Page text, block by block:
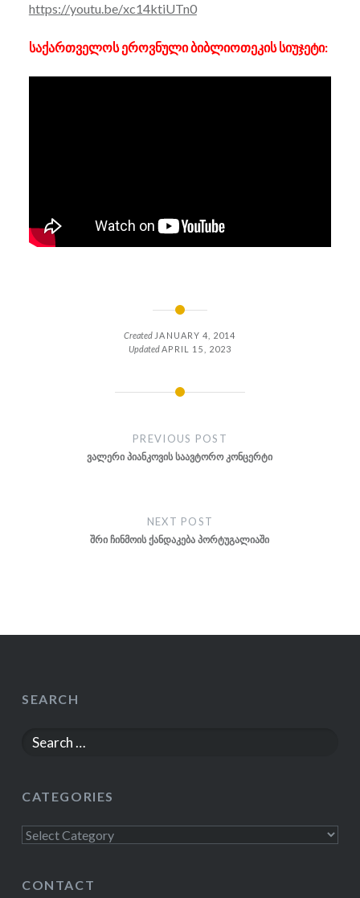
Created JANUARY 4, 2014
UpdatedAPRIL 15, 2023
https://youtu.be/xc14ktiUTn0
საქართველოს ეროვნული ბიბლიოთეკის სიუჯეტი:
PREVIOUS POST
ვალერი პიანკოვის საავტორო კონცერტი
NEXT POST
შრი ჩინმოის ქანდაკება პორტუგალიაში
SEARCH
Search
CATEGORIES
Categories
CONTACT